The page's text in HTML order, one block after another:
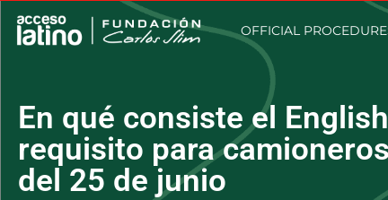
OFFICIAL
En qué consiste el
requisito para
del 25 de junio